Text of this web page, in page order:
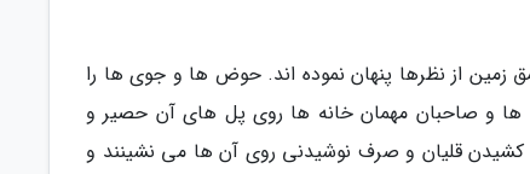
زمین از نظرها پنهان نموده اند. حوض ها و جوی ها را
و صاحبان مهمان خانه ها روی پل های آن حصیر و
کشیدن قلیان و صرف نوشیدنی روی آن ها می نشینند و